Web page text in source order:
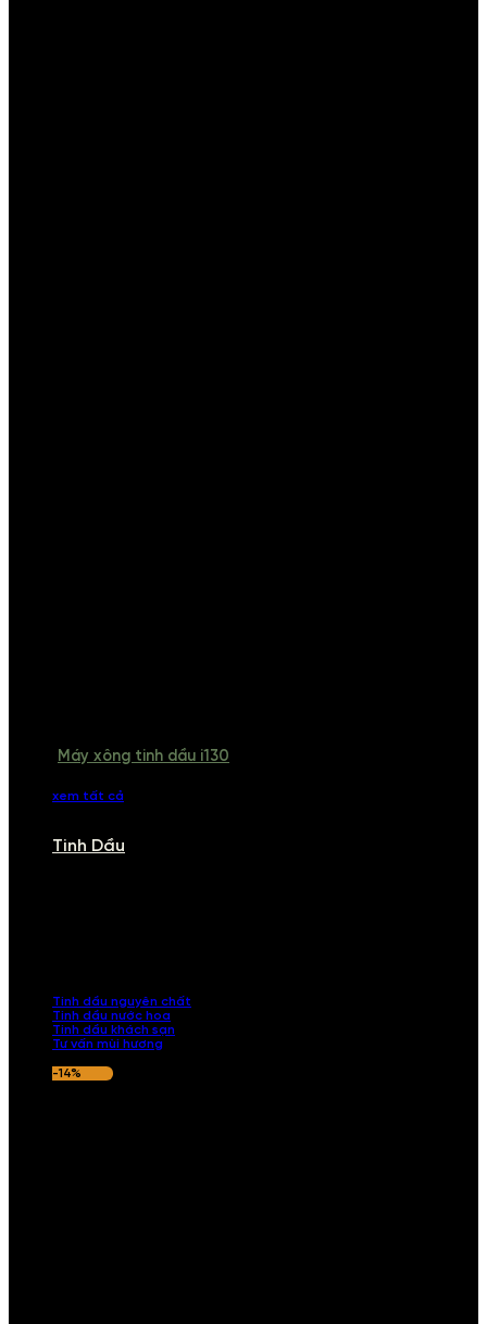
Máy xông tinh dầu i130
xem tất cả
Tinh Dầu
Tinh dầu nguyên chất
Tinh dầu nước hoa
Tinh dầu khách sạn
Tư vấn mùi hương
-14%